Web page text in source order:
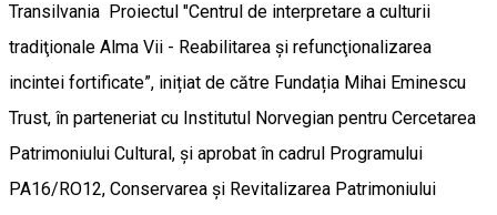
Transilvania Proiectul "Centrul de interpretare a culturii
tradiţionale Alma Vii - Reabilitarea și refuncţionalizarea
incintei fortificate”, inițiat de către Fundația Mihai Eminescu
Trust, în parteneriat cu Institutul Norvegian pentru Cercetarea
Patrimoniului Cultural, și aprobat în cadrul Programului
PA16/RO12, Conservarea și Revitalizarea Patrimoniului